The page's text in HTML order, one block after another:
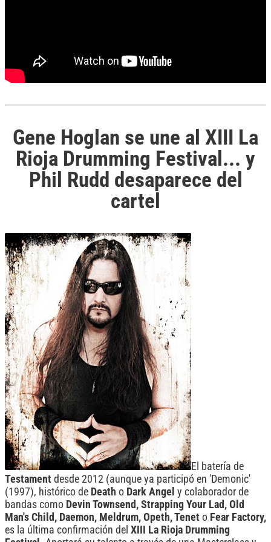
Gene Hoglan se une al XIII La
Rioja Drumming Festival... y
Phil Rudd desaparece del
cartel
El batería de
Testament desde 2012 (aunque ya participó en 'Demonic'
(1997), histórico de Death o Dark Angel y colaborador de
bandas como Devin Townsend, Strapping Your Lad, Old
Man's Child, Daemon, Meldrum, Opeth, Tenet o Fear Factory,
es la última confirmación del XIII La Rioja Drumming